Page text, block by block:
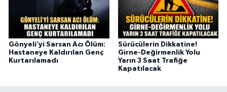
Gönyeli’yi Sarsan Acı Ölüm:
Hastaneye Kaldırılan Genç
Kurtarılamadı
Sürücülerin Dikkatine!
Girne-Değirmenlik Yolu
Yarın 3 Saat Trafiğe
Kapatılacak